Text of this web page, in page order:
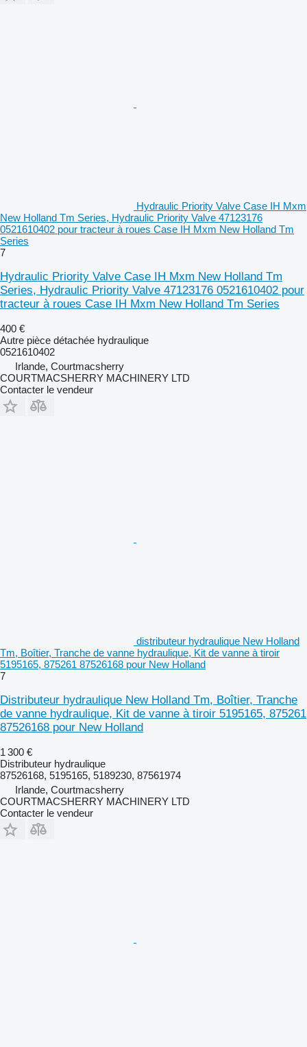
Hydraulic Priority Valve Case IH Mxm
New Holland Tm Series, Hydraulic Priority Valve 47123176
0521610402 pour tracteur à roues Case IH Mxm New Holland Tm
Series
7
Hydraulic Priority Valve Case IH Mxm New Holland Tm
Series, Hydraulic Priority Valve 47123176 0521610402 pour
tracteur à roues Case IH Mxm New Holland Tm Series
400 €
Autre pièce détachée hydraulique
0521610402
Irlande, Courtmacsherry
COURTMACSHERRY MACHINERY LTD
Contacter le vendeur
distributeur hydraulique New Holland
Tm, Boîtier, Tranche de vanne hydraulique, Kit de vanne à tiroir
5195165, 875261 87526168 pour New Holland
7
Distributeur hydraulique New Holland Tm, Boîtier, Tranche
de vanne hydraulique, Kit de vanne à tiroir 5195165, 875261
87526168 pour New Holland
1 300 €
Distributeur hydraulique
87526168, 5195165, 5189230, 87561974
Irlande, Courtmacsherry
COURTMACSHERRY MACHINERY LTD
Contacter le vendeur